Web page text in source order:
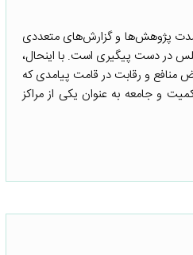
مدت پژوهش‌ها و گزارش‌های متعددی
در دست پیگیری است. با اینحال،
منافع و رقابت در قامت پیامدی که
و جامعه به عنوان یکی از مراکز